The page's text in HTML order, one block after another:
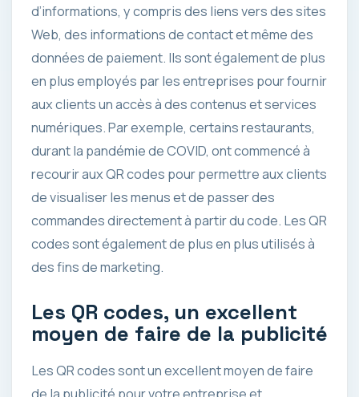
d’informations, y compris des liens vers des sites
Web, des informations de contact et même des
données de paiement. Ils sont également de plus
en plus employés par les entreprises pour fournir
aux clients un accès à des contenus et services
numériques. Par exemple, certains restaurants,
durant la pandémie de COVID, ont commencé à
recourir aux QR codes pour permettre aux clients
de visualiser les menus et de passer des
commandes directement à partir du code. Les QR
codes sont également de plus en plus utilisés à
des fins de marketing.
Les QR codes, un excellent
moyen de faire de la publicité
Les QR codes sont un excellent moyen de faire